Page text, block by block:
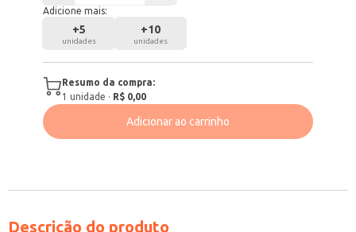
Adicione mais:
+5
unidades
+10
unidades
Resumo da compra:
1 unidade · R$ 0,00
Adicionar ao carrinho
Descrição do produto